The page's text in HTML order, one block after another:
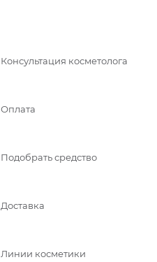
Консультация косметолога
Оплата
Подобрать средство
Доставка
Линии косметики